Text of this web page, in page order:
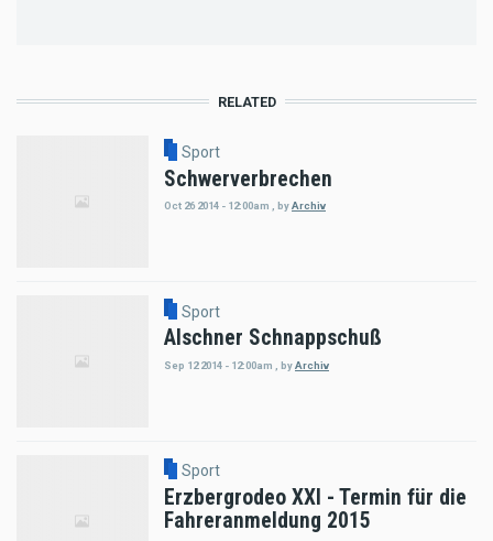
RELATED
Sport
Schwerverbrechen
Oct 26 2014 - 12:00am byArchiv
Sport
Alschner Schnappschuß
Sep 12 2014 - 12:00am byArchiv
Sport
Erzbergrodeo XXI - Termin für die
Fahreranmeldung 2015